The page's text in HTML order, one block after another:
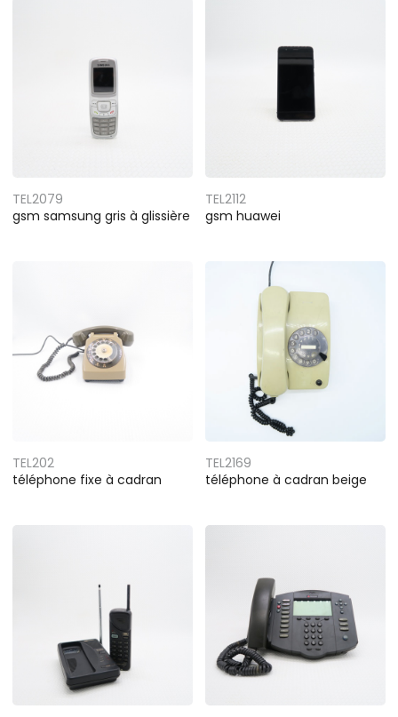
TEL2079
gsm samsung gris à glissière
TEL2112
gsm huawei
TEL202
téléphone fixe à cadran
TEL2169
téléphone à cadran beige